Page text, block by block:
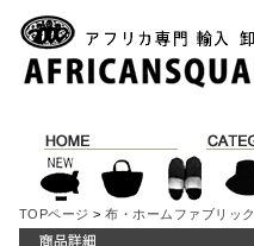
TOPページ >布・ホームファブリック